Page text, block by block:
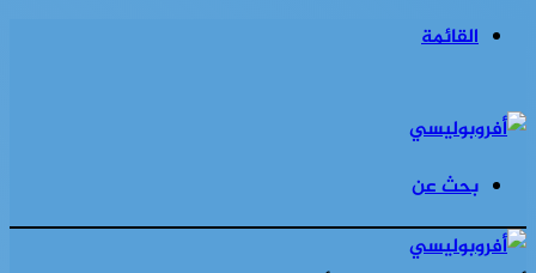
القائمة
بحث عن